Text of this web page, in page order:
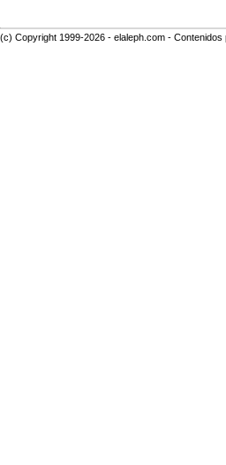
(c) Copyright 1999-2026 - elaleph.com - Contenidos